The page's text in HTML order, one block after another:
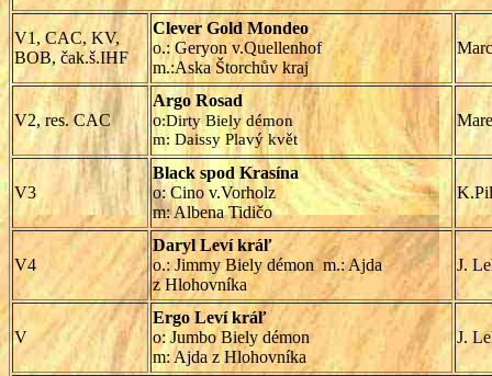
V1, CAC, KV,
BOB, čak.š.IHF
Clever Gold Mondeo
o.: Geryon v.Quellenhof
m.:Aska Štorchův kraj
V2, res. CAC
Argo Rosad
o:Dirty Biely démon
m: Daissy Plavý květ
V3
Black spod Krasína
o: Cino v.Vorholz
m: Albena Tidičo
V4
Daryl Leví kráľ
o.: Jimmy Biely démon m.: Ajda
z Hlohovníka
J.
V
Ergo Leví kráľ
o: Jumbo Biely démon
m: Ajda z Hlohovníka
J.